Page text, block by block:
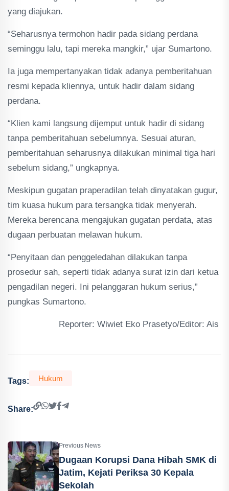
yang diajukan.
“Seharusnya termohon hadir pada sidang perdana
seminggu lalu, tapi mereka mangkir,” ujar Sumartono.
Ia juga mempertanyakan tidak adanya pemberitahuan
resmi kepada kliennya, untuk hadir dalam sidang
perdana.
“Klien kami langsung dijemput untuk hadir di sidang
tanpa pemberitahuan sebelumnya. Sesuai aturan,
pemberitahuan seharusnya dilakukan minimal tiga hari
sebelum sidang,” ungkapnya.
Meskipun gugatan praperadilan telah dinyatakan gugur,
tim kuasa hukum para tersangka tidak menyerah.
Mereka berencana mengajukan gugatan perdata, atas
dugaan perbuatan melawan hukum.
“Penyitaan dan penggeledahan dilakukan tanpa
prosedur sah, seperti tidak adanya surat izin dari ketua
pengadilan negeri. Ini pelanggaran hukum serius,”
pungkas Sumartono.
Reporter: Wiwiet Eko Prasetyo/Editor: Ais
Tags: Hukum
Share:
Previous News
Dugaan Korupsi Dana Hibah SMK di
Jatim, Kejati Periksa 30 Kepala
Sekolah